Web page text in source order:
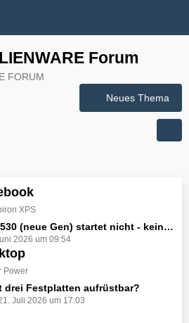
Forum
FORUM
Neues Thema
XPS
- kein booten, kein Licht - nichts tut sich - hat jemand eine Idee wie man ihn zum Leben erwecken könnte?
2026 um 09:54
Power
drei Festplatten aufrüstbar?
Juli 2026 um 17:03